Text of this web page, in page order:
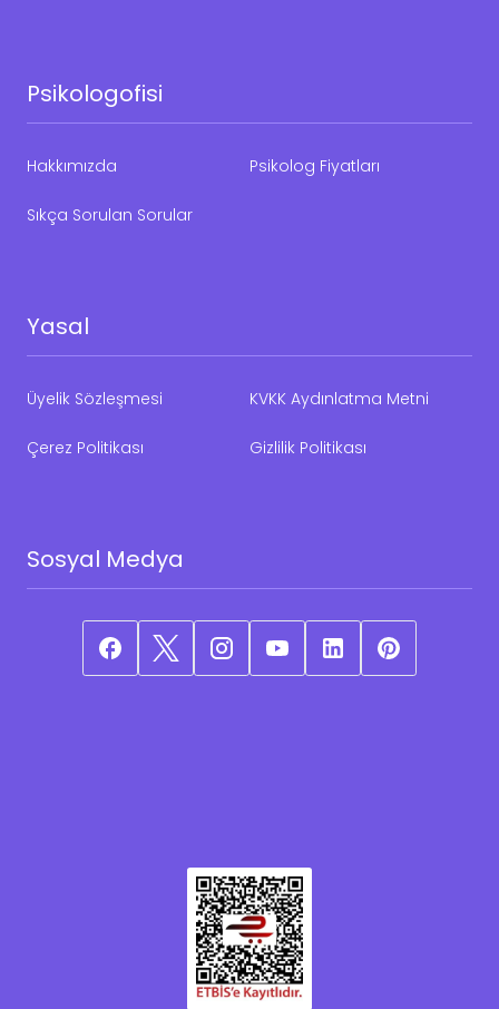
Psikologofisi
Hakkımızda Psikolog Fiyatları
Sıkça Sorulan Sorular
Yasal
Üyelik Sözleşmesi KVKK Aydınlatma Metni
Çerez Politikası Gizlilik Politikası
Sosyal Medya